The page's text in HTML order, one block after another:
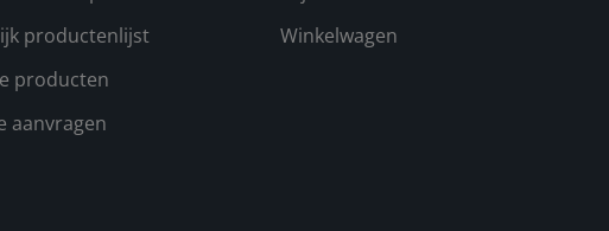
productenlijst
producten
aanvragen
Winkelwagen